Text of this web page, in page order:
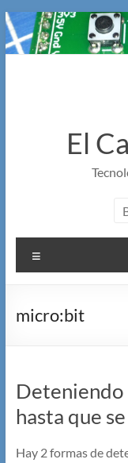
Saltar
al
contenido
El
micro:bit
Deteniendo
hasta que
Hay 2 formas de